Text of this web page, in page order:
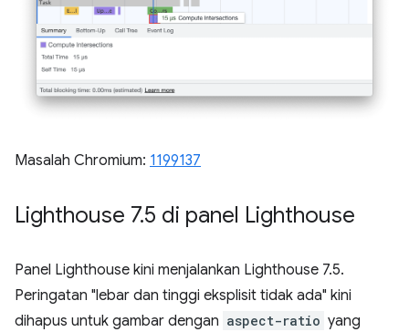
Masalah Chromium: 1199137
Lighthouse 7.5 di panel Lighthouse
Panel Lighthouse kini menjalankan Lighthouse 7.5.
Peringatan "lebar dan tinggi eksplisit tidak ada" kini
dihapus untuk gambar dengan aspect-ratio yang